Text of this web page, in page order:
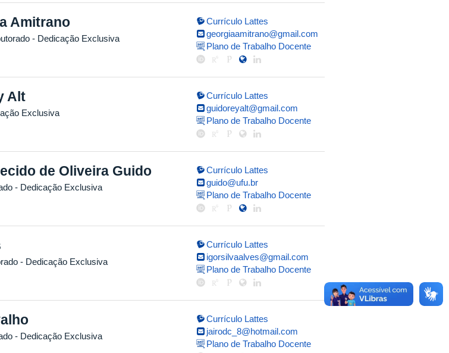
Amitrano
- Dedicação Exclusiva
Currículo Lattes
georgiaamitrano@gmail.com
Plano de Trabalho Docente
Alt
Exclusiva
Currículo Lattes
guidoreyalt@gmail.com
Plano de Trabalho Docente
de Oliveira Guido
- Dedicação Exclusiva
Currículo Lattes
guido@ufu.br
Plano de Trabalho Docente
- Dedicação Exclusiva
Currículo Lattes
igorsilvaalves@gmail.com
Plano de Trabalho Docente
- Dedicação Exclusiva
Currículo Lattes
jairodc_8@hotmail.com
Plano de Trabalho Docente